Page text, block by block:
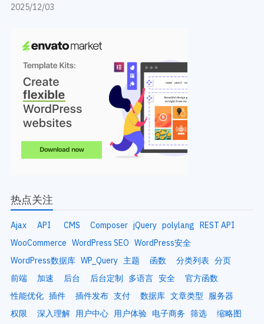
2025/12/03
热点关注
Ajax API CMS Composer jQuery polylang REST API
WooCommerce WordPress SEO WordPress安全
WordPress数据库 WP_Query 主题 函数 分类列表 分页
前端
加速 后台 后台定制 多语言 安全
官方函数
性能优化 插件 插件发布 支付 数据库 文章类型
服务器
权限
深入理解 用户中心 用户体验 电子商务 筛选
缩略图